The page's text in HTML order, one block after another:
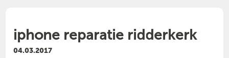
iphone reparatie ridderkerk
04.03.2017